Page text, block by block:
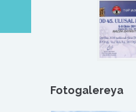
Fotogalereya